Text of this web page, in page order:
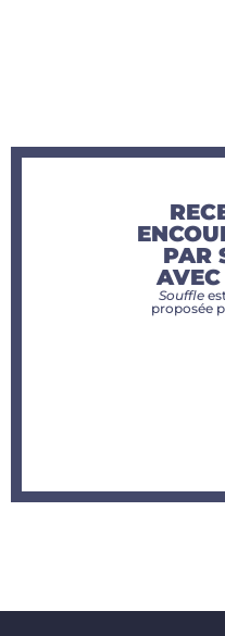
PAR
Souffle
proposée